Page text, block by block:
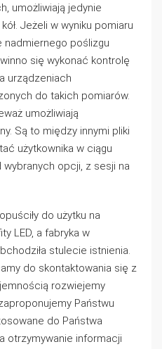
umożliwiają jedynie
Jeżeli w wyniku pomiaru
poślizgu
się wykonać kontrolę
urządzeniach
do takich pomiarów.
umożliwiają
Są to między innymi pliki
użytkownika w ciągu
opcji, z sesji na
do użytku na
LED, a fabryka w
stulecie istnienia.
do skontaktowania się z
rozwiejemy
Państwu
do Państwa
otrzymywanie informacji